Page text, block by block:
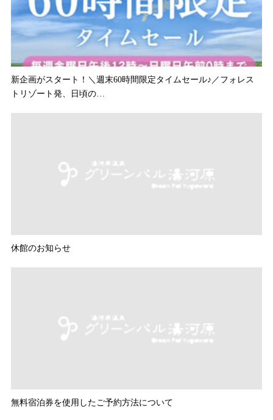
新企画がスタート！＼週末60時間限定タイムセール♪／フォレス
トリゾート発、日頃の…
休館のお知らせ
無料宿泊券を使用したご予約方法について